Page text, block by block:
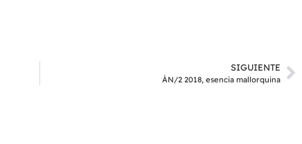
SIGUIENTE
ÀN/2 2018, esencia mallorquina